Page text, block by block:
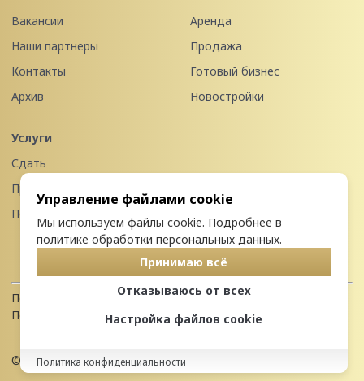
Вакансии
Наши партнеры
Контакты
Архив
Аренда
Продажа
Готовый бизнес
Новостройки
Услуги
Сдать
Продать
Передать в управление
Политика конфиденциальности
Пользовательское соглашение
© 2026 Недвижимость Северо-запада
Управление файлами cookie
Мы используем файлы cookie. Подробнее в
политике обработки персональных данных.
Принимаю всё
Отказываюсь от всех
Настройка файлов cookie
Политика конфиденциальности